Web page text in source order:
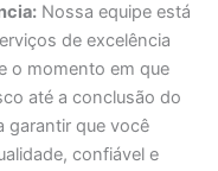
Nossa equipe está
de excelência
o momento em que
até a conclusão do
garantir que você
confiável e